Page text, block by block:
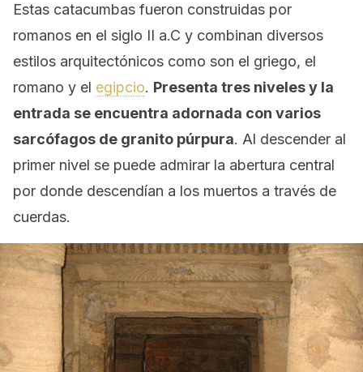
Estas catacumbas fueron construidas por
romanos en el siglo II a.C y combinan diversos
estilos arquitectónicos como son el griego, el
romano y el egipcio. Presenta tres niveles y la
entrada se encuentra adornada con varios
sarcófagos de granito púrpura. Al descender al
primer nivel se puede admirar la abertura central
por donde descendían a los muertos a través de
cuerdas.